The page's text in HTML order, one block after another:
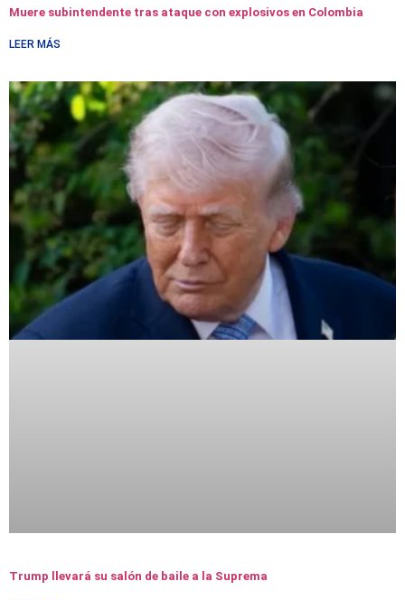
Muere subintendente tras ataque con explosivos en Colombia
LEER MÁS
Trump llevará su salón de baile a la Suprema